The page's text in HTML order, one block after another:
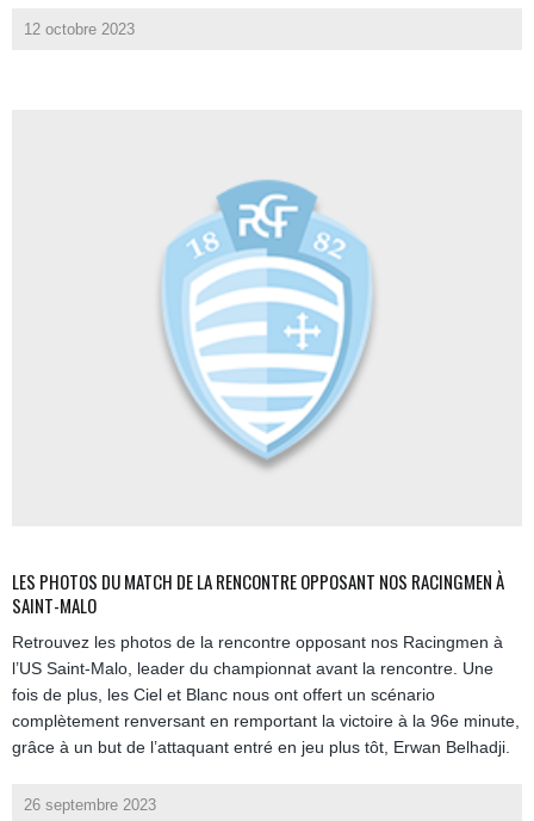
12 octobre 2023
LES PHOTOS DU MATCH DE LA RENCONTRE OPPOSANT NOS RACINGMEN À
SAINT-MALO
Retrouvez les photos de la rencontre opposant nos Racingmen à
l’US Saint-Malo, leader du championnat avant la rencontre. Une
fois de plus, les Ciel et Blanc nous ont offert un scénario
complètement renversant en remportant la victoire à la 96e minute,
grâce à un but de l’attaquant entré en jeu plus tôt, Erwan Belhadji.
26 septembre 2023